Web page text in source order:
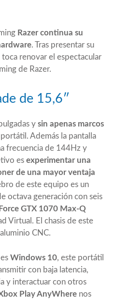
Razer continua su
. Tras presentar su
renovar el espectacular
de Razer.
de 15,6″
y sin apenas marcos
Además la pantalla
frecuencia de 144Hz y
es experimentar una
de una mayor ventaja
de este equipo es un
octava generación con seis
GTX 1070 Max-Q
Virtual. El chasis de este
CNC.
Windows 10, este portátil
con baja latencia,
y interactuar con otros
Play AnyWhere nos